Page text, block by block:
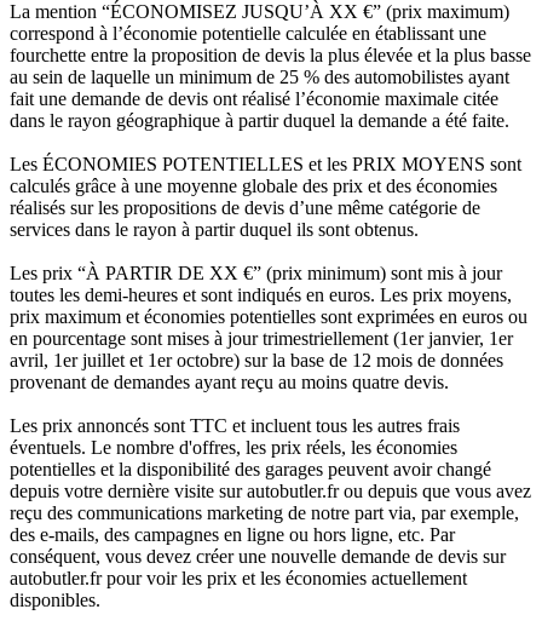
La mention “ÉCONOMISEZ JUSQU’À XX €” (prix maximum)
correspond à l’économie potentielle calculée en établissant une
fourchette entre la proposition de devis la plus élevée et la plus basse
au sein de laquelle un minimum de 25 % des automobilistes ayant
fait une demande de devis ont réalisé l’économie maximale citée
dans le rayon géographique à partir duquel la demande a été faite.
Les ÉCONOMIES POTENTIELLES et les PRIX MOYENS sont
calculés grâce à une moyenne globale des prix et des économies
réalisés sur les propositions de devis d’une même catégorie de
services dans le rayon à partir duquel ils sont obtenus.
Les prix “À PARTIR DE XX €” (prix minimum) sont mis à jour
toutes les demi-heures et sont indiqués en euros. Les prix moyens,
prix maximum et économies potentielles sont exprimées en euros ou
en pourcentage sont mises à jour trimestriellement (1er janvier, 1er
avril, 1er juillet et 1er octobre) sur la base de 12 mois de données
provenant de demandes ayant reçu au moins quatre devis.
Les prix annoncés sont TTC et incluent tous les autres frais
éventuels. Le nombre d'offres, les prix réels, les économies
potentielles et la disponibilité des garages peuvent avoir changé
depuis votre dernière visite sur autobutler.fr ou depuis que vous avez
reçu des communications marketing de notre part via, par exemple,
des e-mails, des campagnes en ligne ou hors ligne, etc. Par
conséquent, vous devez créer une nouvelle demande de devis sur
autobutler.fr pour voir les prix et les économies actuellement
disponibles.